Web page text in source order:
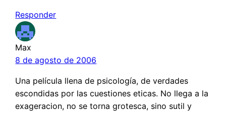
Responder
Max
8 de agosto de 2006
Una película llena de psicología, de verdades
escondidas por las cuestiones eticas. No llega a la
exageracion, no se torna grotesca, sino sutil y